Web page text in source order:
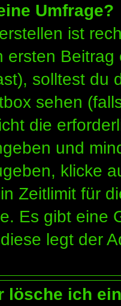
Umfrage?
ist
ersten
solltest du
sehen
die
und
klicke
Zeitlimit für
Es gibt eine
legt der
lösche ich